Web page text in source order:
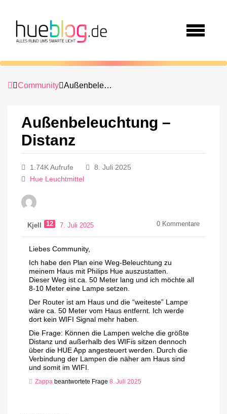
Community Außenbeleuchtung – Distanz
Außenbeleuchtung –
Distanz
1.74K Aufrufe
8. Juli 2025
Hue Leuchtmittel
Kjell 12 7. Juli 2025 0 Kommentare
Liebes Community,
Ich habe den Plan eine Weg-Beleuchtung zu
meinem Haus mit Philips Hue auszustatten.
Dieser Weg ist ca. 50 Meter lang und ich möchte all
8-10 Meter eine Lampe setzen.
Der Router ist am Haus und die “weiteste” Lampe
wäre ca. 50 Meter vom Haus entfernt. Ich werde
dort kein WIFI Signal mehr haben.
Die Frage: Können die Lampen welche die größte
Distanz und außerhalb des WIFis sitzen dennoch
über die HUE App angesteuert werden. Durch die
Verbindung der Lampen die näher am Haus sind
und somit im WIFI.
Zappa beantwortete Frage 8. Juli 2025